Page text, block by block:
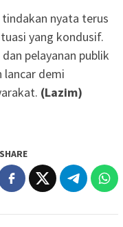
nyata terus
yang kondusif.
pelayanan publik
lancar demi
(Lazim)
SHARE